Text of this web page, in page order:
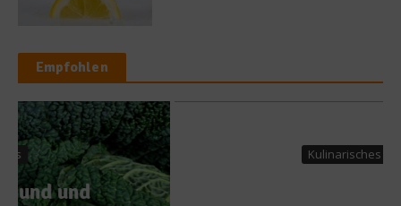
Empfohlen
Kulinarisches Fest
Plätzchen-Rezept: